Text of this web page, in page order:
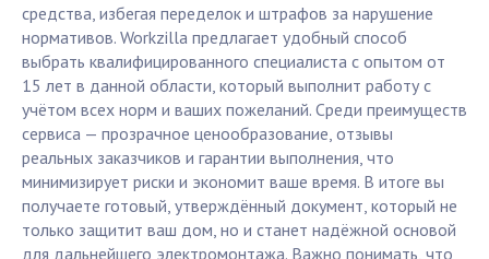
средства, избегая переделок и штрафов за нарушение
нормативов. Workzilla предлагает удобный способ
выбрать квалифицированного специалиста с опытом от
15 лет в данной области, который выполнит работу с
учётом всех норм и ваших пожеланий. Среди преимуществ
сервиса — прозрачное ценообразование, отзывы
реальных заказчиков и гарантии выполнения, что
минимизирует риски и экономит ваше время. В итоге вы
получаете готовый, утверждённый документ, который не
только защитит ваш дом, но и станет надёжной основой
для дальнейшего электромонтажа. Важно понимать, что